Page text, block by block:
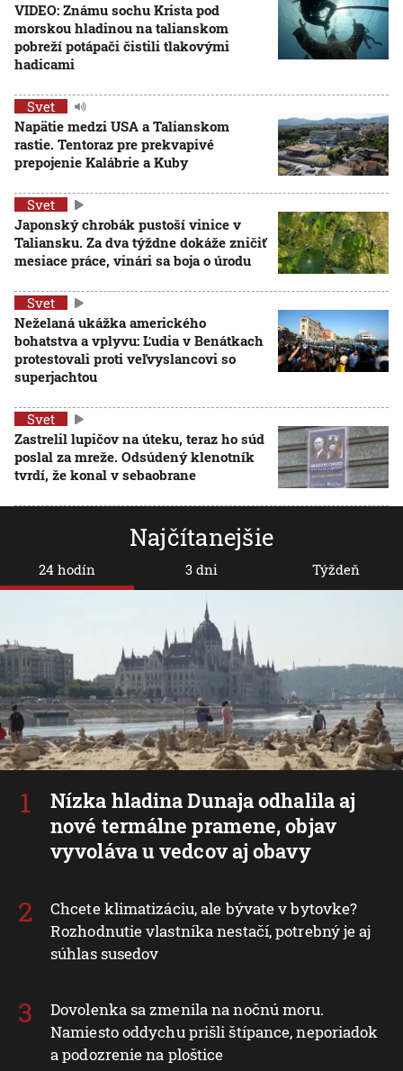
VIDEO: Známu sochu Krista pod
morskou hladinou na talianskom
pobreží potápači čistili tlakovými
hadicami
Svet
Napätie medzi USA a Talianskom
rastie. Tentoraz pre prekvapivé
prepojenie Kalábrie a Kuby
Svet
Japonský chrobák pustoší vinice v
Taliansku. Za dva týždne dokáže zničiť
mesiace práce, vinári sa boja o úrodu
Svet
Neželaná ukážka amerického
bohatstva a vplyvu: Ľudia v Benátkach
protestovali proti veľvyslancovi so
superjachtou
Svet
Zastrelil lupičov na úteku, teraz ho súd
poslal za mreže. Odsúdený klenotník
tvrdí, že konal v sebaobrane
Najčítanejšie
24 hodín
Nízka hladina Dunaja odhalila aj
nové termálne pramene, objav
vyvoláva u vedcov aj obavy
Chcete klimatizáciu, ale bývate v bytovke?
Rozhodnutie vlastníka nestačí, potrebný je aj
súhlas susedov
Dovolenka sa zmenila na nočnú moru.
Namiesto oddychu prišli štípance, neporiadok
a podozrenie na ploštice
3 dni Týždeň